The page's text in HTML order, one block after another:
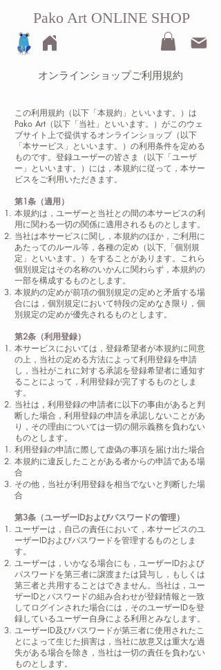
Pako Art ONLINE SHOP
オンラインショップご利用規約
この利用規約（以下「本規約」といいます。）は
Pako Art（以下「当社」といいます。）がこのウェ
ブサイト上で提供するオンラインショップ（以下
「本サービス」といいます。）の利用条件を定める
ものです。登録ユーザーの皆さま（以下「ユーザ
ー」といいます。）には，本規約に従って，本サー
ビスをご利用いただきます。
第1条（適用）
本規約は，ユーザーと当社との間の本サービスの利
用に関わる一切の関係に適用されるものとします。
当社は本サービスに関し，本規約のほか，ご利用に
あたってのルール等，各種の定め（以下,「個別規
定」といいます。）をすることがあります。これら
個別規定はその名称のいかんに関わらず，本規約の
一部を構成するものとします。
本規約の定めが前項の個別規定の定めと矛盾する場
合には，個別規定において特段の定めなき限り，個
別規定の定めが優先されるものとします。
第2条（利用登録）
本サービスにおいては，登録希望者が本規約に同意
の上，当社の定める方法によって利用登録を申請
し，当社がこれに対する承認を登録希望者に通知す
ることによって，利用登録が完了するものとしま
す。
当社は，利用登録の申請者に以下の事由があると判
断した場合，利用登録の申請を承認しないことがあ
り，その理由については一切の開示義務を負わない
ものとします。
利用登録の申請に際して虚偽の事項を届け出た場合
本規約に違反したことがある者からの申請である場
合
その他，当社が利用登録を相当でないと判断した場
合
第3条（ユーザーIDおよびパスワードの管理）
ユーザーは，自己の責任において，本サービスのユ
ーザーIDおよびパスワードを管理するものとしま
す。
ユーザーは，いかなる場合にも，ユーザーIDおよび
パスワードを第三者に譲渡または貸与し，もしくは
第三者と共用することはできません。当社は，ユー
ザーIDとパスワードの組み合わせが登録情報と一致
してログインされた場合には，そのユーザーIDを登
録しているユーザー自身による利用とみなします。
ユーザーID及びパスワードが第三者に使用されたこ
とによって生じた損害は，当社に故意又は重大な過
失がある場合を除き，当社は一切の責任を負わない
ものとします。